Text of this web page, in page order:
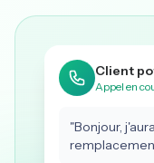
Client
Appel en
"Bonjour,